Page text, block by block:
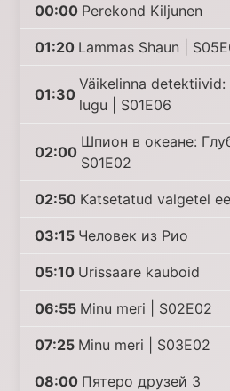
00:00 Perekond Kiljunen
01:20 Lammas Shaun |
01:30
Väikelinna
lugu | S01E06
02:00
Шпион в океане:
S01E02
02:50 Katsetatud valgetel
03:15 Человек из Рио
05:10 Urissaare kauboid
06:55 Minu meri | S02E02
07:25 Minu meri | S03E02
08:00 Пятеро друзей 3